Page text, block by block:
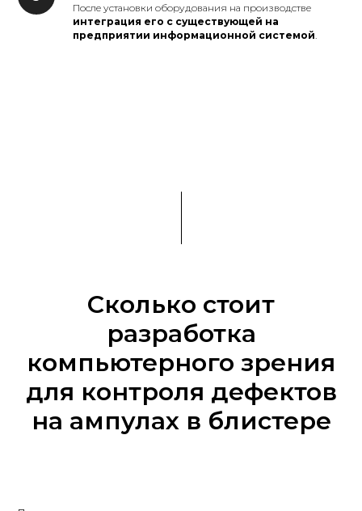
После установки оборудования на производстве
интеграция его с существующей на
предприятии информационной системой
Сколько стоит
разработка
компьютерного зрения
для контроля дефектов
на ампулах в блистере